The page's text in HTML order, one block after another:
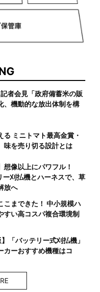
、機動的な放出体制を構
る ミニトマト最高金賞・
味を売り切る設計とは
想像以上にパワフル！
ー刈払機とハーネスで、草
放へ
こまできた！ 中小規模ハ
すい高コスパ複合環境制
「バッテリー式刈払機」
カーおすすめ機種はコ